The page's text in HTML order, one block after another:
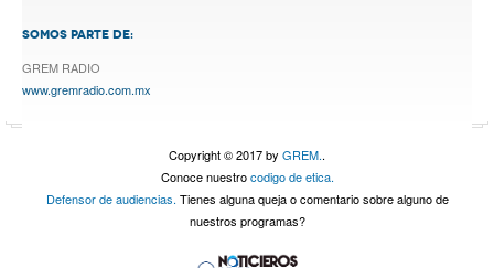
SOMOS PARTE DE:
GREM RADIO
www.gremradio.com.mx
Copyright © 2017 by GREM..
Conoce nuestrocodigo de etica.
Defensor de audiencias. Tienes alguna queja o comentario sobre alguno de
nuestros programas?